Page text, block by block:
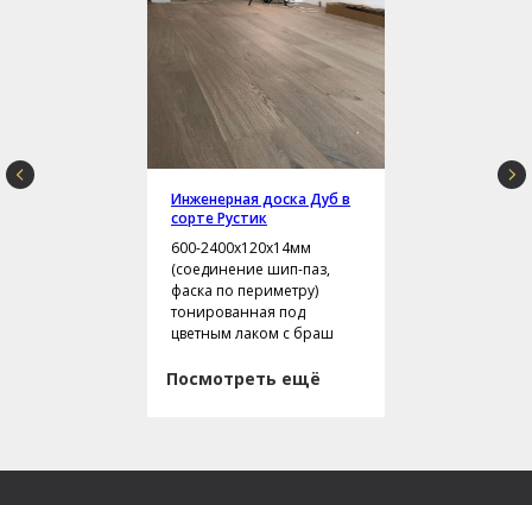
Инженерная доска Дуб в
сорте Рустик
600-2400х120х14мм
(соединение шип-паз,
фаска по периметру)
тонированная под
цветным лаком с браш
Посмотреть ещё